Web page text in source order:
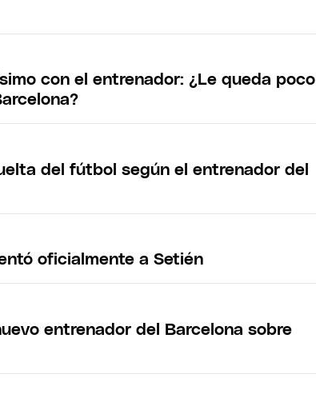
con el entrenador: ¿Le queda poco
del fútbol según el entrenador del
oficialmente a Setién
entrenador del Barcelona sobre